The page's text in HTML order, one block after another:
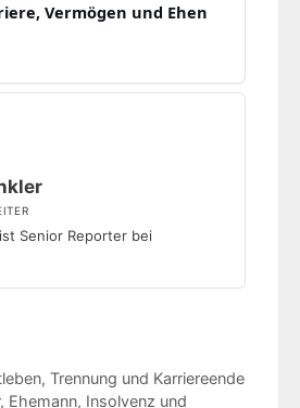
Vermögen und Ehen
Senior Reporter bei
Trennung und Karriereende
Ehemann, Insolvenz und